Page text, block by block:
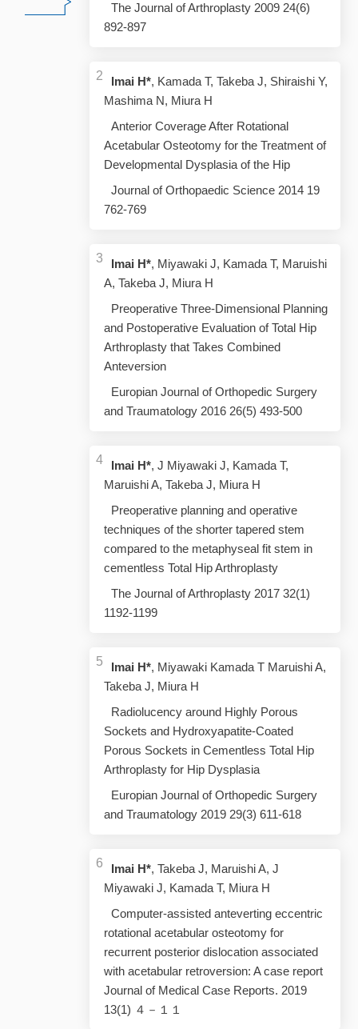
The Journal of Arthroplasty 2009 24(6)
892-897
Imai H*, Kamada T, Takeba J, Shiraishi Y,
Mashima N, Miura H
Anterior Coverage After Rotational
Acetabular Osteotomy for the Treatment of
Developmental Dysplasia of the Hip
Journal of Orthopaedic Science 2014 19
762-769
Imai H*, Miyawaki J, Kamada T, Maruishi
A, Takeba J, Miura H
Preoperative Three-Dimensional Planning
and Postoperative Evaluation of Total Hip
Arthroplasty that Takes Combined
Anteversion
Europian Journal of Orthopedic Surgery
and Traumatology 2016 26(5) 493-500
Imai H*, J Miyawaki J, Kamada T,
Maruishi A, Takeba J, Miura H
Preoperative planning and operative
techniques of the shorter tapered stem
compared to the metaphyseal fit stem in
cementless Total Hip Arthroplasty
The Journal of Arthroplasty 2017 32(1)
1192-1199
Imai H*, Miyawaki Kamada T Maruishi A,
Takeba J, Miura H
Radiolucency around Highly Porous
Sockets and Hydroxyapatite-Coated
Porous Sockets in Cementless Total Hip
Arthroplasty for Hip Dysplasia
Europian Journal of Orthopedic Surgery
and Traumatology 2019 29(3) 611-618
Imai H*, Takeba J, Maruishi A, J
Miyawaki J, Kamada T, Miura H
Computer-assisted anteverting eccentric
rotational acetabular osteotomy for
recurrent posterior dislocation associated
with acetabular retroversion: A case report
Journal of Medical Case Reports. 2019
13(1) ４－１１